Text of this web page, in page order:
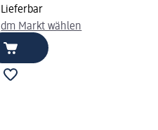
Lieferbar
dm Markt wählen